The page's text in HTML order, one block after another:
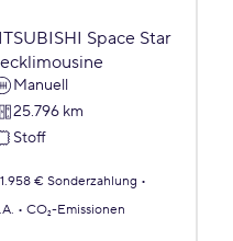
Space Star
Manuell
25.796 km
Stoff
1.958 € Sonderzahlung
CO₂-Emissionen